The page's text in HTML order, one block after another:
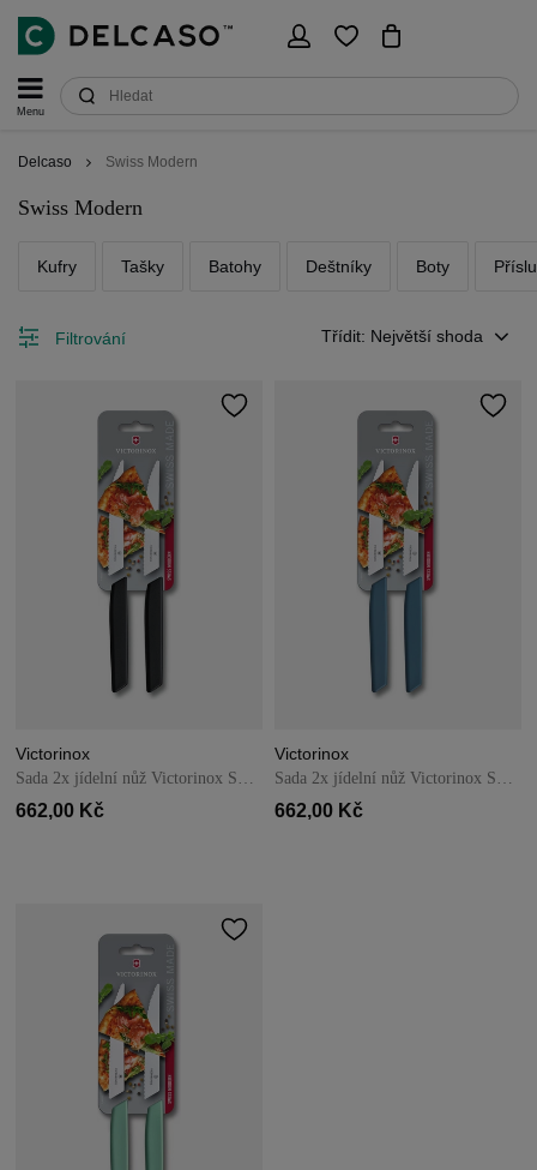
Menu
Delcaso Swiss Modern
Swiss Modern
Kufry Tašky Batohy Deštníky Boty
Třídit: Největší shoda
Filtrování
Victorinox
Sada 2x jídelní nůž Victorinox Swiss Modern 12 cm – černý
662,00 Kč
Victorinox
Sada 2x jídelní nůž Victorinox Swiss Modern 12 cm – černý
662,00 Kč